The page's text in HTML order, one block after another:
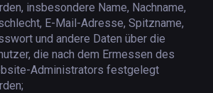
insbesondere Name, Nachname,
E-Mail-Adresse, Spitzname,
und andere Daten über die
die nach dem Ermessen des
Administrators festgelegt